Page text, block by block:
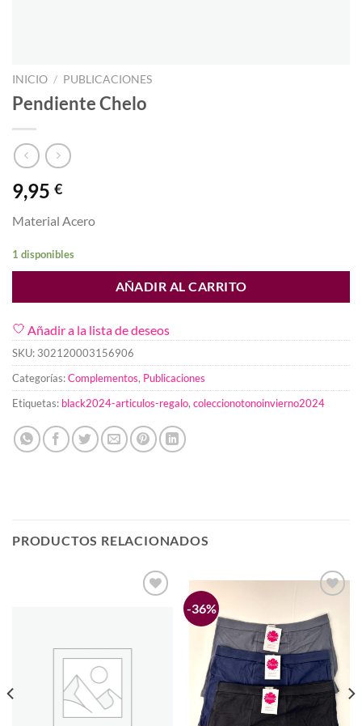
INICIO / PUBLICACIONES
Pendiente Chelo
9,95 €
Material Acero
1 disponibles
AÑADIR AL CARRITO
Añadir a la lista de deseos
SKU: 302120003156906
Categorías:Complementos, Publicaciones
Etiquetas: black2024-articulos-regalo, coleccionotonoinvierno2024
PRODUCTOS RELACIONADOS
-36%
a la
lista de
deseos